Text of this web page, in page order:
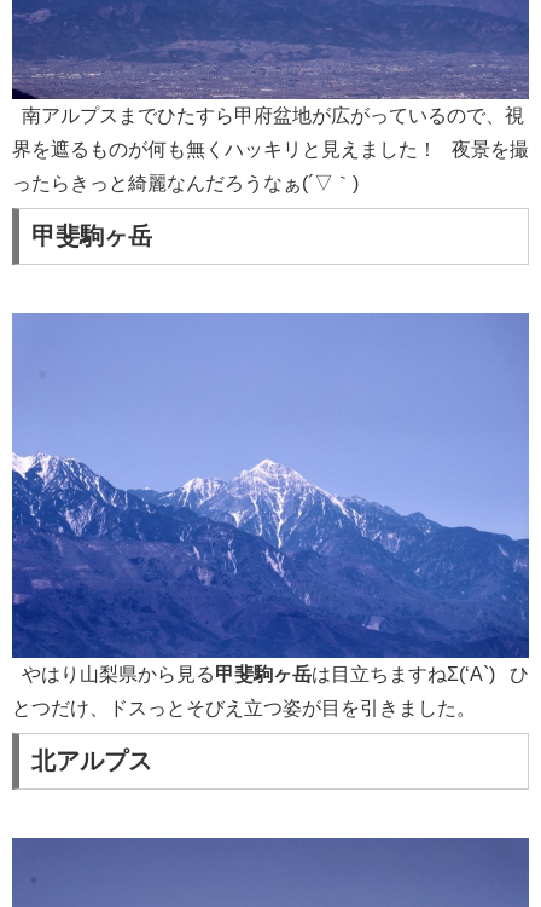
南アルプスまでひたすら甲府盆地が広がっているので、視
界を遮るものが何も無くハッキリと見えました！ 夜景を撮
ったらきっと綺麗なんだろうなぁ(´▽｀)
甲斐駒ヶ岳
やはり山梨県から見る甲斐駒ヶ岳は目立ちますねΣ(‘A`) ひ
とつだけ、ドスっとそびえ立つ姿が目を引きました。
北アルプス